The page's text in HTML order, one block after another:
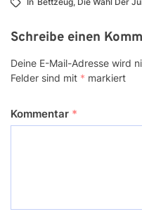
Schreibe einen
Deine E-Mail-Adresse wird
Felder sind mit * markiert
Kommentar *